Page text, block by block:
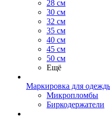
28 см
30 см
32 см
35 см
40 см
45 см
50 см
Ещё
Маркировка для
Микропломбы
Биркодержатели